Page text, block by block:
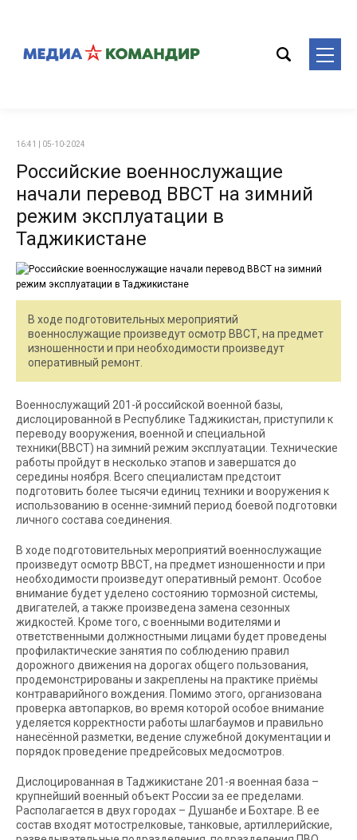
16:41 | 05-10-2024
Российские военнослужащие
начали перевод ВВСТ на зимний
режим эксплуатации в
Таджикистане
В ходе подготовительных мероприятий
военнослужащие произведут осмотр ВВСТ, на предмет
изношенности и при необходимости произведут
оперативный ремонт.
Военнослужащий 201-й российской военной базы,
дислоцированной в Республике Таджикистан, приступили к
переводу вооружения, военной и специальной
техники(ВВСТ) на зимний режим эксплуатации. Технические
работы пройдут в несколько этапов и завершатся до
середины ноября. Всего специалистам предстоит
подготовить более тысячи единиц техники и вооружения к
использованию в осенне-зимний период боевой подготовки
личного состава соединения.
В ходе подготовительных мероприятий военнослужащие
произведут осмотр ВВСТ, на предмет изношенности и при
необходимости произведут оперативный ремонт. Особое
внимание будет уделено состоянию тормозной системы,
двигателей, а также произведена замена сезонных
жидкостей. Кроме того, с военными водителями и
ответственными должностными лицами будет проведены
профилактические занятия по соблюдению правил
дорожного движения на дорогах общего пользования,
продемонстрированы и закреплены на практике приёмы
контраварийного вождения. Помимо этого, организована
проверка автопарков, во время которой особое внимание
уделяется корректности работы шлагбаумов и правильно
нанесённой разметки, ведение служебной документации и
порядок проведение предрейсовых медосмотров.
Дислоцированная в Таджикистане 201-я военная база –
крупнейший военный объект России за ее пределами.
Располагается в двух городах – Душанбе и Бохтаре. В ее
состав входят мотострелковые, танковые, артиллерийские,